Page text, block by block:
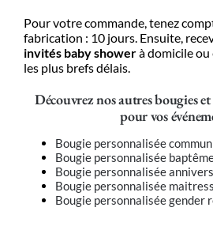
Pour votre commande, tenez
fabrication : 10 jours. Ensuite, r
invités babyshowerà domicile
les plus brefs délais.
Découvrez nos autres bougies
pour vos
Bougie personnalisée
Bougie personnalisée
Bougie personnalisée
Bougie personnalisée
Bougie personnalisée gender